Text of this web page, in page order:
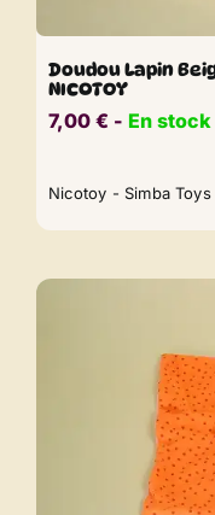
Doudou Lapin
NICOTOY
7,00 € ​​ - En stock
Nicotoy - Simba Toys